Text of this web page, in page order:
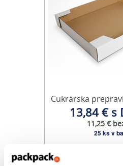
Cukrárska
13,84 € s
11,25 €
25 ks v